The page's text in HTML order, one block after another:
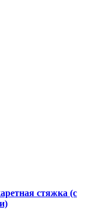
стяжка (с